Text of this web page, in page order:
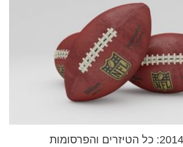
ספיישל סופרבול 2014: כל הטיזרים והפרסומות